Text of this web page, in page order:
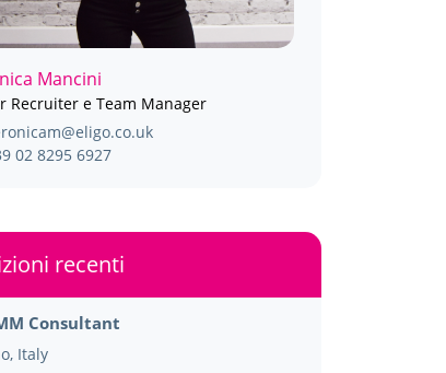
Mancini
Recruiter e Team Manager
02 8295 6927
recenti
Consultant
Italy